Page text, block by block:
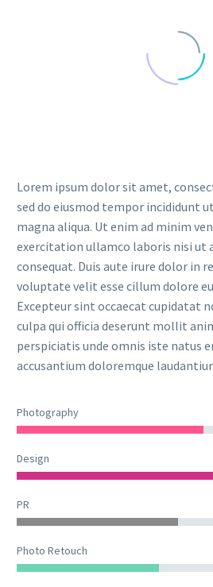
Lorem ipsum dolor sit amet,
sed do eiusmod tempor incididunt
magna aliqua. Ut enim ad minim
exercitation ullamco laboris nisi ut
consequat. Duis aute irure dolor in
voluptate velit esse cillum dolore
Excepteur sint occaecat cupidatat
culpa qui officia deserunt mollit
perspiciatis unde omnis iste natus
accusantium doloremque
Photography
Design
PR
Photo Retouch